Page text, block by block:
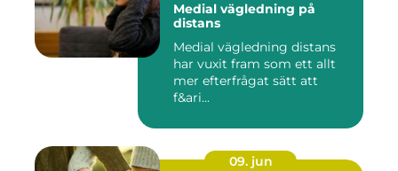
Medial vägledning på
distans
Medial vägledning distans
har vuxit fram som ett allt
mer efterfrågat sätt att
f&ari...
09. jun